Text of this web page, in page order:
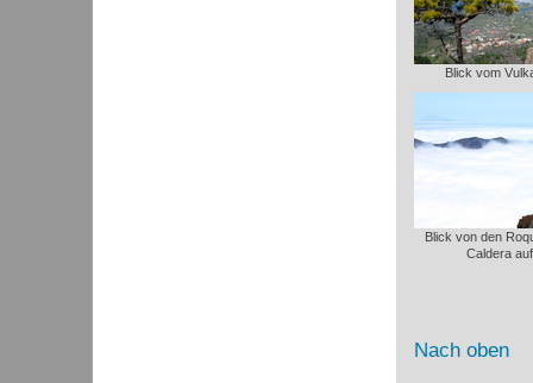
Blick vom
Blick von den
Caldera
Nach oben